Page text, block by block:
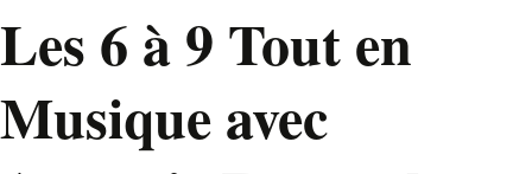
Les 6 à 9 Tout en
Musique avec